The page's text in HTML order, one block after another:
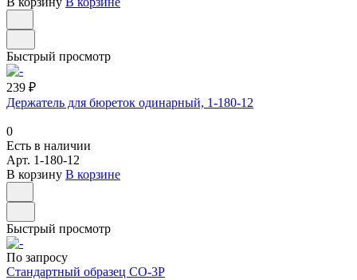
Быстрый просмотр
239 ₽
Держатель для бюреток одинарный, 1-180-12
0
Есть в наличии
Арт. 1-180-12
В корзину В корзине
Быстрый просмотр
По запросу
Стандартный образец СО-3Р